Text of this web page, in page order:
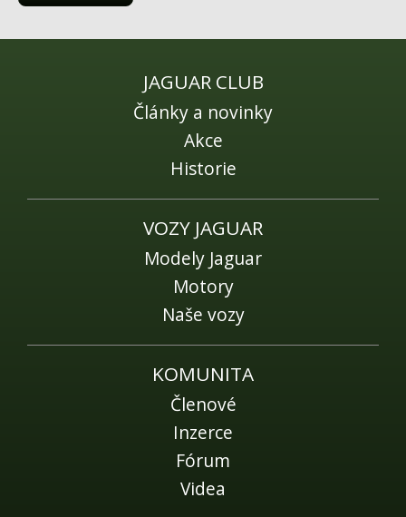
JAGUAR CLUB
Články a novinky
Akce
Historie
VOZY JAGUAR
Modely Jaguar
Motory
Naše vozy
KOMUNITA
Členové
Inzerce
Fórum
Videa